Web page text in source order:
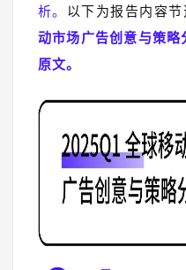
析。 以下为报告内容节
动市场广告创意与策
原文。